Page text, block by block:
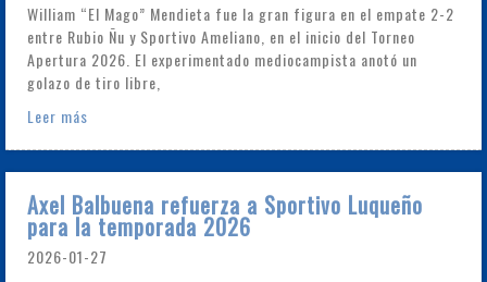
William “El Mago” Mendieta fue la gran figura en el empate 2-2
entre Rubio Ñu y Sportivo Ameliano, en el inicio del Torneo
Apertura 2026. El experimentado mediocampista anotó un
golazo de tiro libre,
Leer más
Axel Balbuena refuerza a Sportivo Luqueño
para la temporada 2026
2026-01-27